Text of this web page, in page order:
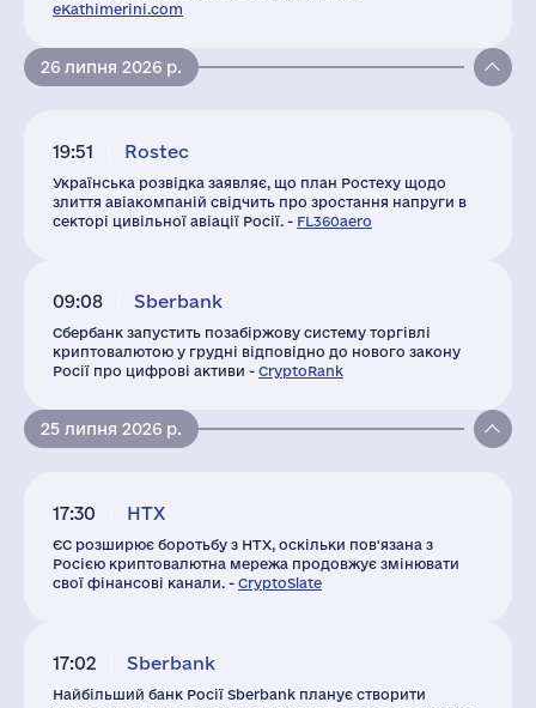
eKathimerini.com
26 липня 2026 р.
19:51 Rostec
Українська розвідка заявляє, що план Ростеху щодо
злиття авіакомпаній свідчить про зростання напруги в
секторі цивільної авіації Росії. - FL360aero
09:08 Sberbank
Сбербанк запустить позабіржову систему торгівлі
криптовалютою у грудні відповідно до нового закону
Росії про цифрові активи - CryptoRank
25 липня 2026 р.
17:30 HTX
ЄС розширює боротьбу з HTX, оскільки пов'язана з
Росією криптовалютна мережа продовжує змінювати
свої фінансові канали. - CryptoSlate
17:02 Sberbank
Найбільший банк Росії Sberbank планує створити